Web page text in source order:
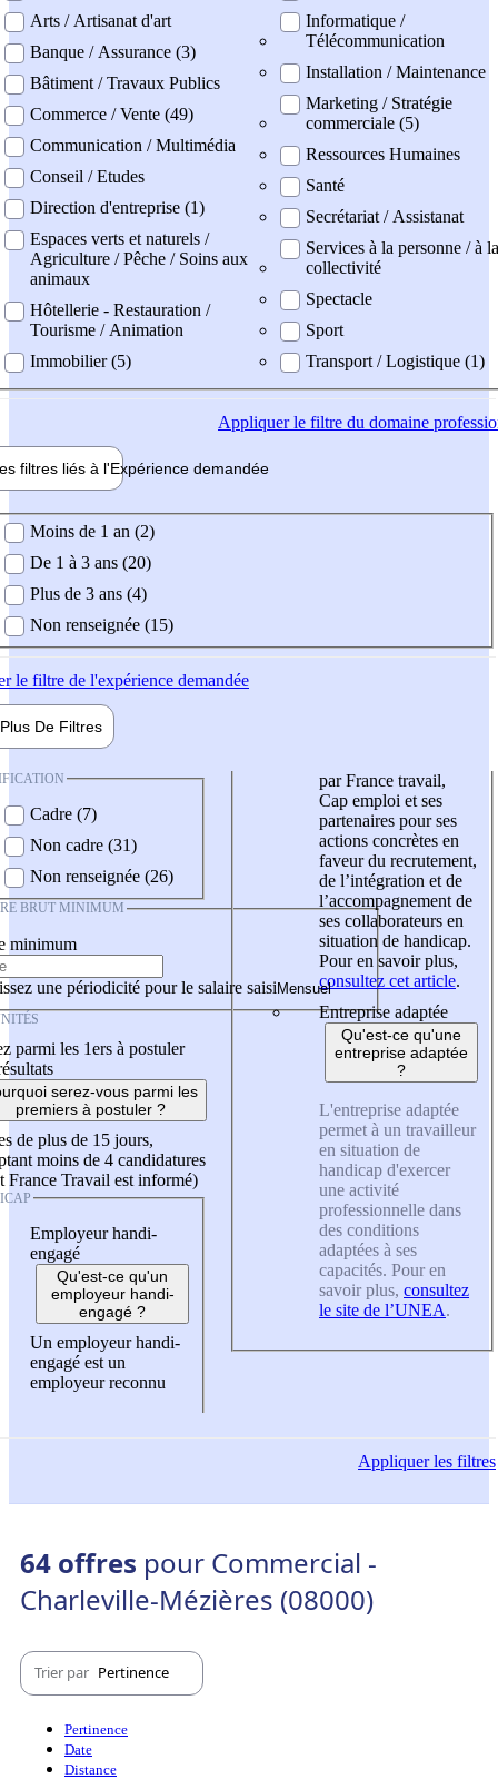
Arts / Artisanat d'art
Banque / Assurance (3)
Bâtiment / Travaux Publics
Commerce / Vente (49)
Communication / Multimédia
Conseil / Etudes
Direction d'entreprise (1)
Espaces verts et naturels /
Agriculture / Pêche / Soins aux
animaux
Hôtellerie - Restauration /
Tourisme / Animation
Immobilier (5)
Informatique /
Télécommunication
Installation / Maintenance
Marketing / Stratégie
commerciale (5)
Ressources Humaines
Santé
Secrétariat / Assistanat
Services à la personne / à la
collectivité
Spectacle
Sport
Transport / Logistique (1)
Appliquerle filtre du domaine
filtres liés à l'Expérience demandée
demandée
Moins de 1 an (2)
De 1 à 3 ans (20)
Plus de 3 ans (4)
Non renseignée (15)
le filtre de l'expérience demandée
Plus De Filtres
Cadre (7)
Non cadre (31)
Non renseignée (26)
BRUT MINIMUM
minimum
une périodicité pour le salaire saisi
parmi les 1ers à postuler
serez-vous parmi les
premiers à postuler ?
de plus de 15 jours,
moins de 4 candidatures
France Travail est informé)
Employeur handi-
engagé
Qu'est-ce qu'un
employeur handi-
engagé ?
Un employeur handi-
engagé est un
employeur reconnu
par France travail,
Cap emploi et ses
partenaires pour ses
actions concrètes en
faveur du recrutement,
de l’intégration et de
l’accompagnement de
ses collaborateurs en
situation de handicap.
Pour en savoir plus,
consultez cet article.
Entreprise adaptée
Qu'est-ce qu'une
entreprise adaptée
?
L'entreprise adaptée
permet à un travailleur
en situation de
handicap d'exercer
une activité
professionnelle dans
des conditions
adaptées à ses
capacités. Pour en
savoir plus, consultez
le site de l’UNEA.
Appliquerles filtres
64 offres pour Commercial -
Charleville-Mézières (08000)
Trier par Pertinence
Pertinence
Date
Distance